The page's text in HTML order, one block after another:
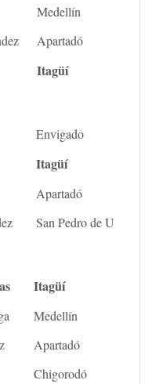
Medellín
Apartadó
Itagüí
Envigado
Itagüí
Apartadó
San Pedro de U
Itagüí
Medellín
Apartadó
Chigorodó